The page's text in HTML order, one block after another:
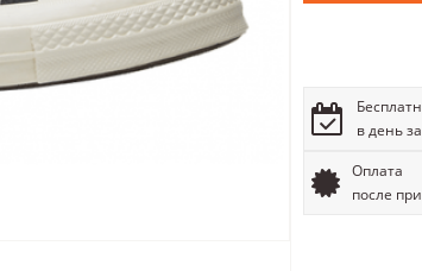
в день
Оплата
после